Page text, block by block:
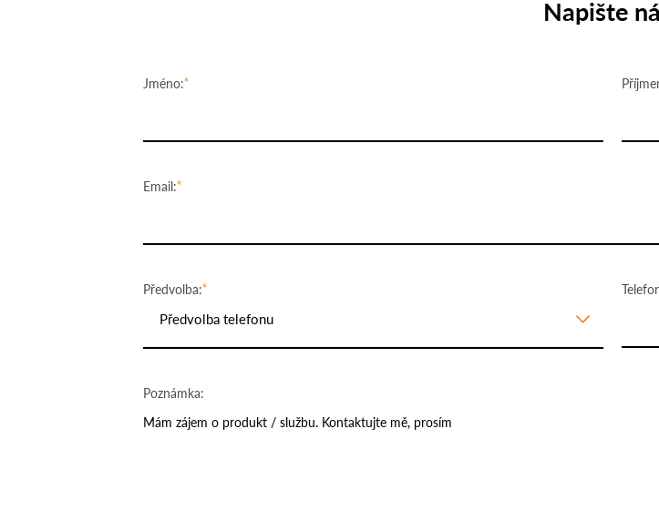
Napište
Jméno:
Email:
Předvolba:
Předvolba telefonu
Poznámka: